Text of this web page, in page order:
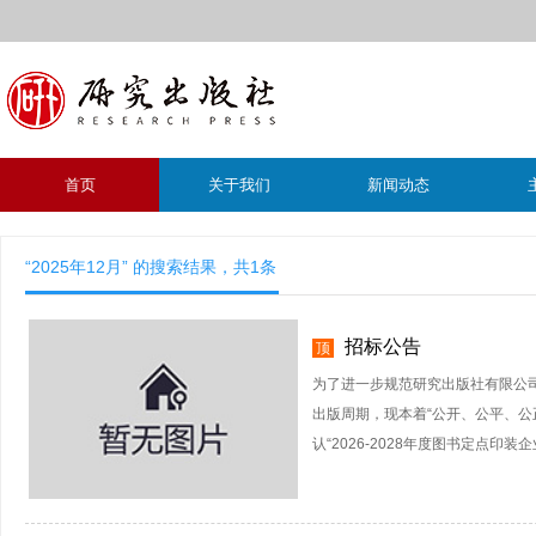
首页 关于我们 新闻动态
“2025年12月” 的搜索结果，共1条
顶 招标公告
为了进一步规范研究出版社有限公
出版周期，现本着“公开、公平、
认“2026-2028年度图书定点印装